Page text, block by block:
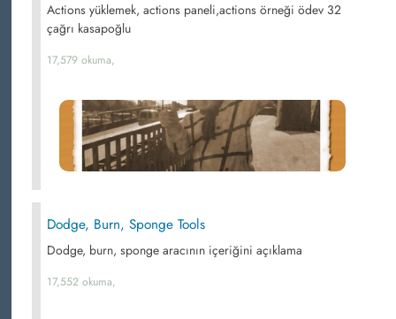
Actions yüklemek, actions paneli,actions örneği ödev 32
çağrı kasapoğlu
17,579 okuma,
Dodge, Burn, Sponge Tools
Dodge, burn, sponge aracının içeriğini açıklama
17,552 okuma,